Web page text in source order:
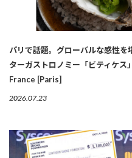
パリで話題。グローバルな感性を
ターガストロノミー「ビティケス」
France [Paris]
2026.07.23